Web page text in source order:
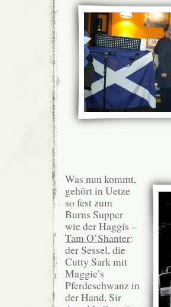
Was nun kommt,
gehört in Uetze
so fest zum
Burns Supper
wie der Haggis –
Tam O’Shanter:
der Sessel, die
Cutty Sark mit
Maggie’s
Pferdeschwanz in
der Hand, Sir